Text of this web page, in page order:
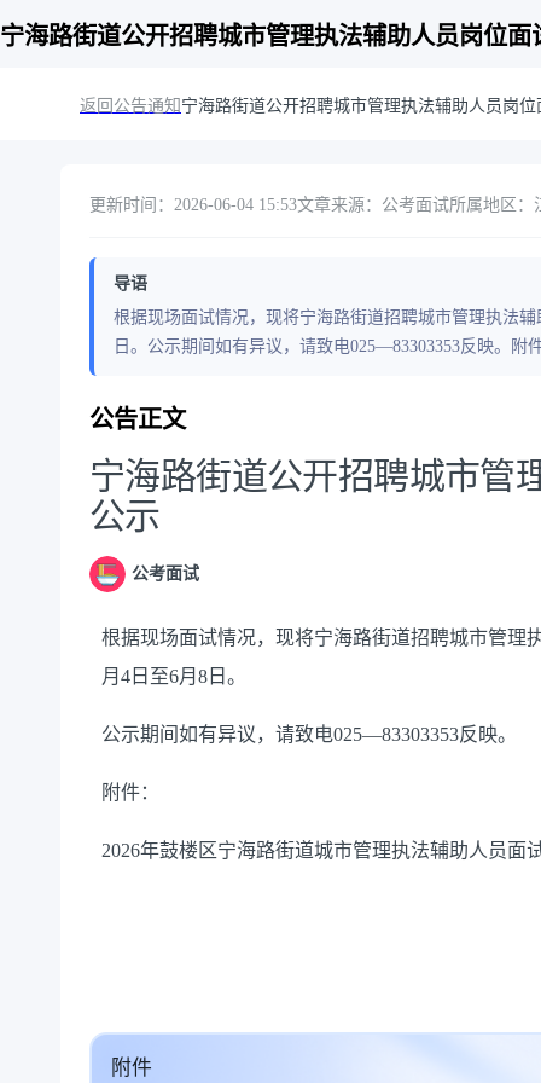
宁海路街道公开招聘城市管理执法辅助人员岗位面
返回公告通知 宁海路街道公开招聘城市管理执法辅助人员岗
更新时间：2026-06-04 15:53文章来源：公考面试所属地区：
导语
根据现场面试情况，现将宁海路街道招聘城市管理执法
日。公示期间如有异议，请致电025—83303353反映。附
公告正文
宁海路街道公开招聘城市管
公示
公考面试
根据现场面试情况，现将宁海路街道招聘城市管理
月 4 日至6月 8 日。
公示期间如有异议，请致电025—83303353反映。
附件：
2026年鼓楼区宁海路街道城市管理执法辅助人员面
附件